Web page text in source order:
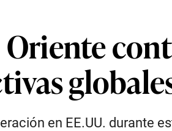
en EE.UU. durante